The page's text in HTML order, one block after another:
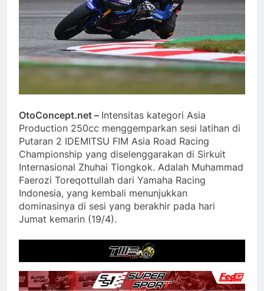
OtoConcept.net – Intensitas kategori Asia
Production 250cc menggemparkan sesi latihan di
Putaran 2 IDEMITSU FIM Asia Road Racing
Championship yang diselenggarakan di Sirkuit
Internasional Zhuhai Tiongkok. Adalah Muhammad
Faerozi Toreqottullah dari Yamaha Racing
Indonesia, yang kembali menunjukkan
dominasinya di sesi yang berakhir pada hari
Jumat kemarin (19/4).